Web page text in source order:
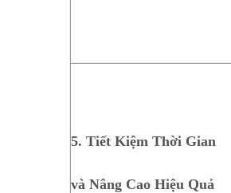
5. Tiết Kiệm Thời Gian
và Nâng Cao Hiệu Quả